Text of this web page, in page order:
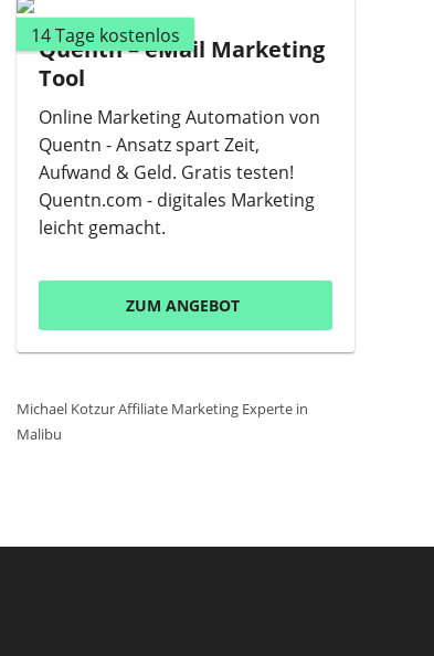
14 Tage kostenlos
Quentn – eMail Marketing
Tool
Online Marketing Automation von
Quentn - Ansatz spart Zeit,
Aufwand & Geld. Gratis testen!
Quentn.com - digitales Marketing
leicht gemacht.
ZUM ANGEBOT
Michael Kotzur Affiliate Marketing Experte in
Malibu